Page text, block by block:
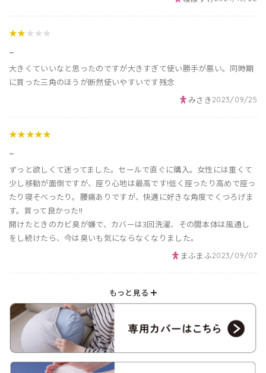
★★★★★
大きくていいなと思ったのですが大きすぎて使い勝手が悪い。同時期
に買った三角のほうが断然使いやすいです残念
みさき2023/09/25
★★★★★
ずっと欲しくて迷ってました。セールで直ぐに購入。女性には重くて
少し移動が面倒ですが、座り心地は最高です!低く座ったり高めで座っ
たり寝そべったり。腰痛ありですが、快適に好きな角度でくつろげま
す。買って良かった!!
開けたときのカビ臭が嫌で、カバーは3回洗濯、その間本体は風通し
をし続けたら、今は臭いも気にならなくなりました。
まふまふ2023/09/07
もっと見る